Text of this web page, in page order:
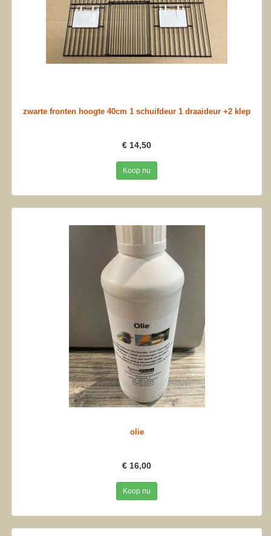
zwarte fronten hoogte 40cm 1 schuifdeur 1 draaideur +2 klep
€ 14,50
Koop nu
olie
€ 16,00
Koop nu